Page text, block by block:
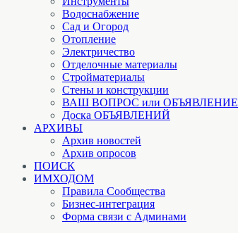
Водоснабжение
Сад и Огород
Отопление
Электричество
Отделочные материалы
Стройматериалы
Стены и конструкции
ВАШ ВОПРОС или ОБЪЯВЛЕНИЕ
Доска ОБЪЯВЛЕНИЙ
АРХИВЫ
Архив новостей
Архив опросов
ПОИСК
ИМХОДОМ
Правила Сообщества
Бизнес-интеграция
Форма связи с Админами